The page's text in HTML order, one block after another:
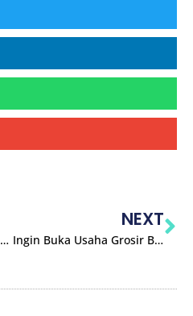
Manfaat Menggunakan Jasa Forwarder Import
NEXT
Ingin Buka Usaha Grosir Barang China Murah, Ini Yang Harus Dilakukan !